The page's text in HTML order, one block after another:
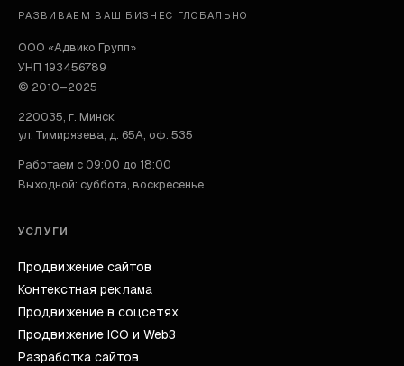
РАЗВИВАЕМ ВАШ БИЗНЕС ГЛОБАЛЬНО
ООО «Адвико Групп»
УНП 193456789
© 2010–2025
220035, г. Минск
ул. Тимирязева, д. 65А, оф. 535
Работаем с 09:00 до 18:00
Выходной: суббота, воскресенье
УСЛУГИ
Продвижение сайтов
Контекстная реклама
Продвижение в соцсетях
Продвижение ICO и Web3
Разработка сайтов